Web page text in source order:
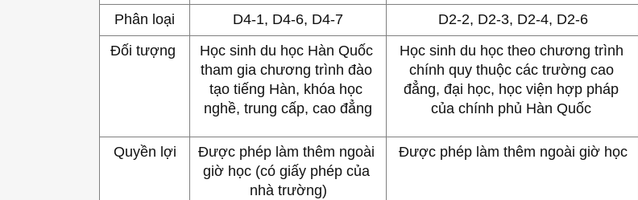
Phân loại D4-1, D4-6, D4-7
D2-2, D2-3, D2-4, D2-6
Đối tượng
Học sinh du học Hàn Quốc
tham gia chương trình đào
tạo tiếng Hàn, khóa học
nghề, trung cấp, cao đẳng
Học sinh du học theo chương trình
chính quy thuộc các trường cao
đẳng, đại học, học viện hợp pháp
của chính phủ Hàn Quốc
Quyền lợi
Được phép làm thêm ngoài
giờ học (có giấy phép của
nhà trường)
Được phép làm thêm ngoài giờ học